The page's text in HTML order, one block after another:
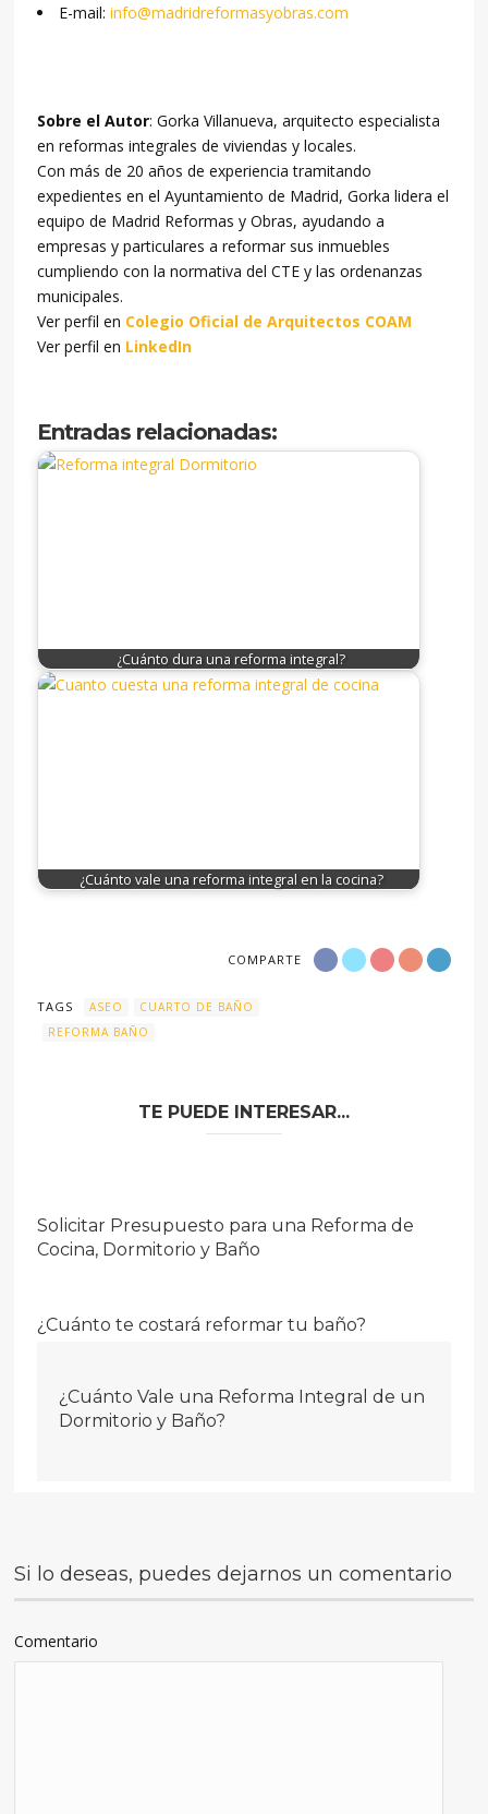
E-mail:info@madridreformasyobras.com
Sobre el Autor: Gorka Villanueva, arquitecto especialista
en reformas integrales de viviendas y locales.
Con más de 20 años de experiencia tramitando
expedientes en el Ayuntamiento de Madrid, Gorka lidera el
equipo de Madrid Reformas y Obras, ayudando a
empresas y particulares a reformar sus inmuebles
cumpliendo con la normativa del CTE y las ordenanzas
municipales.
Ver perfil en Colegio Oficial de Arquitectos COAM
Ver perfil en LinkedIn
Entradas relacionadas:
¿Cuánto dura una reforma integral?
¿Cuánto vale una reforma integral en la cocina?
COMPARTE
TAGS ASEO
CUARTO DE BAÑO
REFORMA BAÑO
TE PUEDE INTERESAR...
Solicitar Presupuesto para una Reforma de
Cocina, Dormitorio y Baño
¿Cuánto te costará reformar tu baño?
¿Cuánto Vale una Reforma Integral de un
Dormitorio y Baño?
Si lo deseas, puedes dejarnos un comentario
Comentario